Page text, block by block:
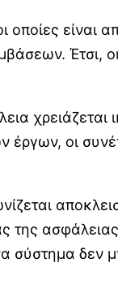
οποίες
Έτσι,
χρειάζεται
οι
της
δεν